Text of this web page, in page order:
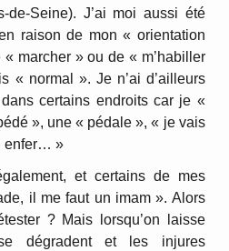
de-Seine). J’ai moi aussi été
raison de mon « orientation
marcher » ou de « m’habiller
« normal ». Je n’ai d’ailleurs
certains endroits car je «
», une « pédale », « je vais
enfer… »
et certains de mes
il me faut un imam ». Alors
? Mais lorsqu’on laisse
dégradent et les injures